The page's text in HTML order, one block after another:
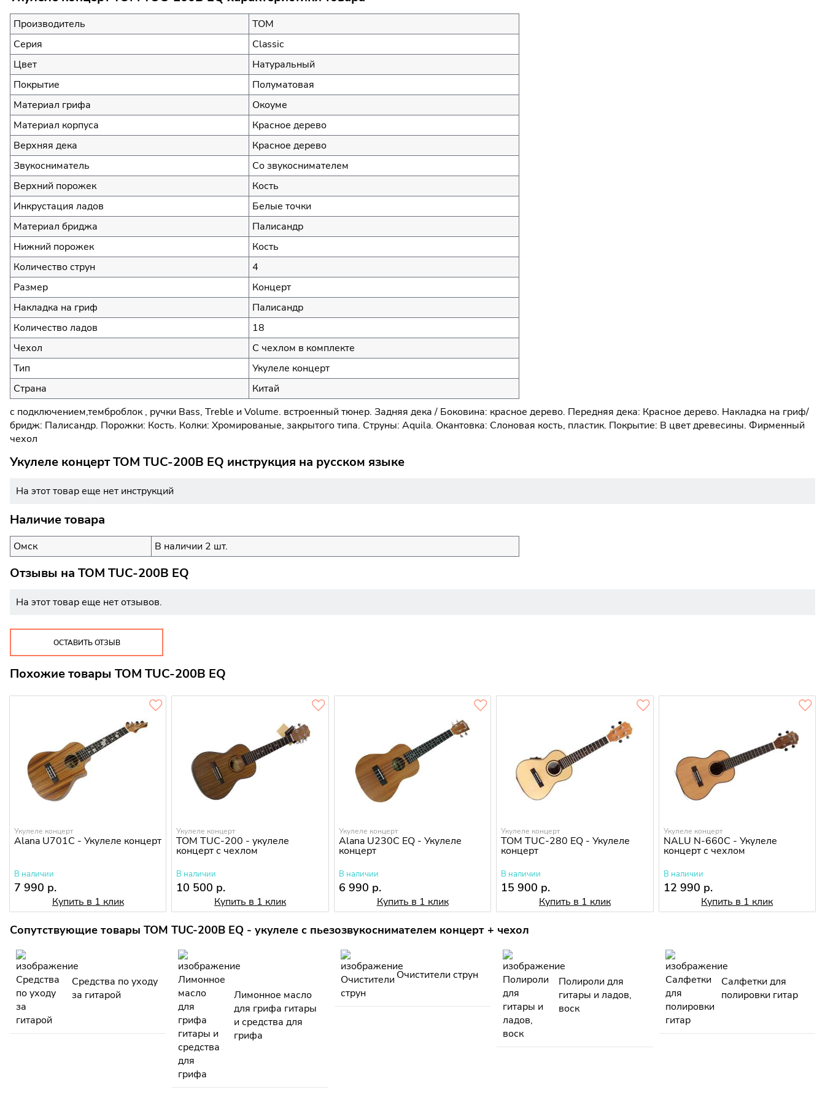
Производитель
TOM
Серия
Classic
Цвет
Натуральный
Покрытие
Полуматовая
Материал грифа
Окоуме
Материал корпуса
Красное дерево
Верхняя дека
Красное дерево
Звукосниматель
Со звукоснимателем
Верхний порожек
Кость
Инкрустация ладов
Белые точки
Материал бриджа
Палисандр
Нижний порожек
Кость
Количество струн
4
Размер
Концерт
Накладка на гриф
Палисандр
Количество ладов
18
Чехол
С чехлом в комплекте
Тип
Укулеле концерт
Страна
Китай
с подключением,темброблок , ручки Bass, Treble и Volume. встроенный тюнер. Задняя дека / Боковина: красное дерево. Передняя дека: Красное дерево. Накладка на гриф/
бридж: Палисандр. Порожки: Кость. Колки: Хромированые, закрытого типа. Струны: Aquila. Окантовка: Слоновая кость, пластик. Покрытие: В цвет древесины. Фирменный
чехол
Укулеле концерт TOM TUC-200B EQ инструкция на русском языке
На этот товар еще нет инструкций
Наличие товара
Омск В наличии 2 шт.
Отзывы на TOM TUC-200B EQ
На этот товар еще нет отзывов.
ОСТАВИТЬ ОТЗЫВ
Похожие товары TOM TUC-200B EQ
Укулеле концерт
Alana U701C - Укулеле концерт
В наличии
7 990 р.
Купить в 1 клик
Укулеле концерт
TOM TUC-200 - укулеле
концерт с чехлом
В наличии
10 500 р.
Купить в 1 клик
Укулеле концерт
Alana U230C EQ - Укулеле
концерт
В наличии
6 990 р.
Купить в 1 клик
Укулеле концерт
TOM TUC-280 EQ - Укулеле
концерт
В наличии
15 900 р.
Купить в 1 клик
Укулеле концерт
NALU N-660С - Укулеле
концерт с чехлом
В наличии
12 990 р.
Купить в 1 клик
Сопутствующие товары TOM TUC-200B EQ - укулеле с пьезозвукоснимателем концерт + чехол
Средства по уходу
за гитарой
Лимонное масло
для грифа гитары
и средства для
грифа
Очистители струн
Полироли для
гитары и ладов,
воск
Салфетки для
полировки гитар